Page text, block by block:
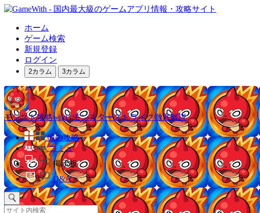
ホーム
ゲーム検索
新規登録
ログイン
2カラム 3カラム
モンスト攻略wiki | モンスターストライク徹底解説
他の攻略
コミュ
掲示板
Q&A